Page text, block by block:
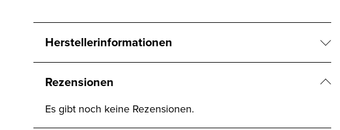
Herstellerinformationen
Rezensionen
Es gibt noch keine Rezensionen.